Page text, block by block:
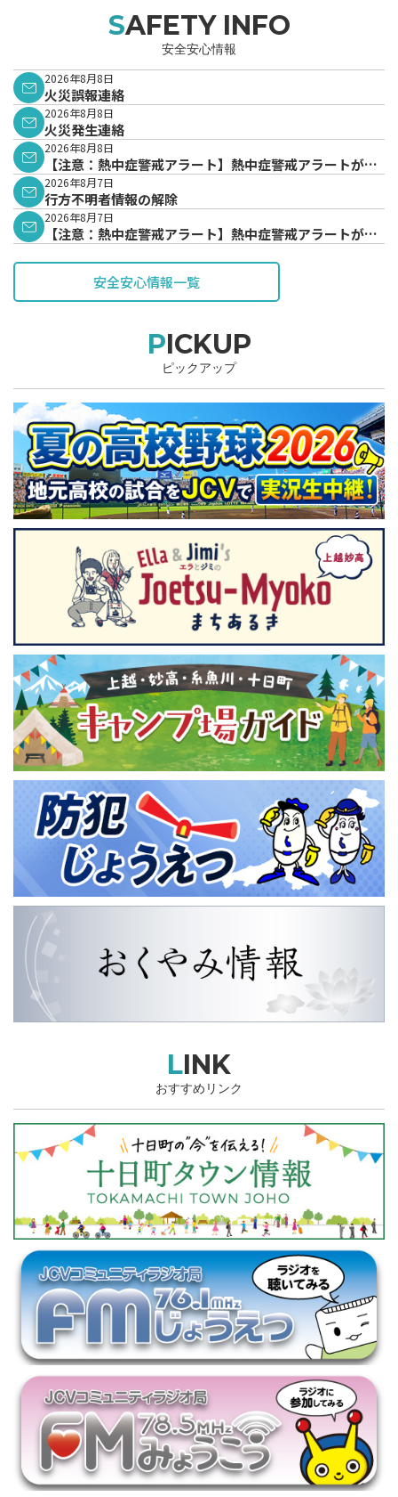
SAFETY INFO
安全安心情報
2026年8月8日
火災誤報連絡
2026年8月8日
火災発生連絡
2026年8月8日
【注意：熱中症警戒アラート】熱中症警戒アラートが発
表されています。
2026年8月7日
行方不明者情報の解除
2026年8月7日
【注意：熱中症警戒アラート】熱中症警戒アラートが発
安全安心情報一覧
PICKUP
ピックアップ
LINK
おすすめリンク